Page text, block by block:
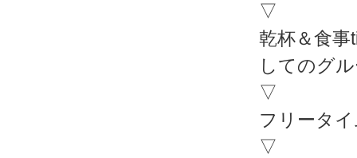
▽
乾杯＆食
してのグ
▽
フリータ
▽